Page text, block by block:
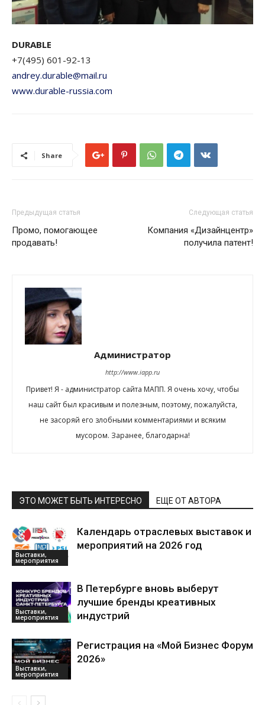
DURABLE
+7(495) 601-92-13
andrey.durable@mail.ru
www.durable-russia.com
Share
Предыдущая статья
Промо, помогающее
продавать!
Следующая статья
Компания «Дизайнцентр»
получила патент!
Администратор
http://www.iapp.ru
Привет! Я - администратор сайта МАПП. Я очень хочу, чтобы
наш сайт был красивым и полезным, поэтому, пожалуйста,
не засоряй его злобными комментариями и всяким
мусором. Заранее, благодарна!
ЭТО МОЖЕТ БЫТЬ ИНТЕРЕСНО ЕЩЕ ОТ АВТОРА
Выставки,
мероприятия
Календарь отраслевых выставок и
мероприятий на 2026 год
Выставки,
мероприятия
В Петербурге вновь выберут
лучшие бренды креативных
индустрий
Выставки,
мероприятия
Регистрация на «Мой Бизнес Форум
2026»